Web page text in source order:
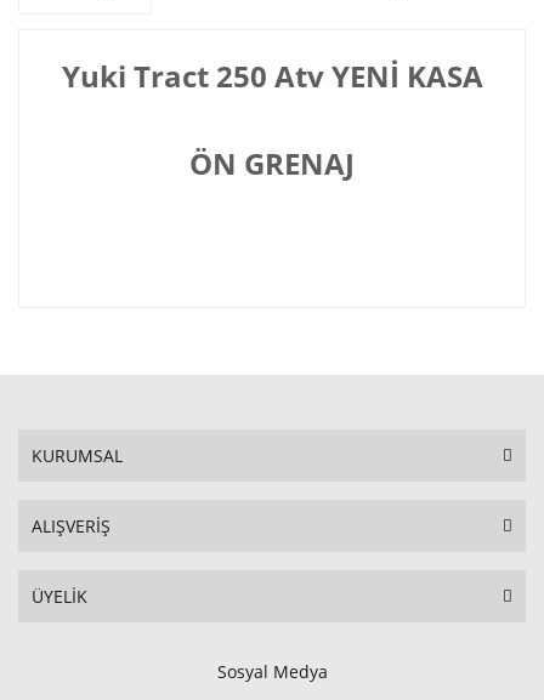
Yuki Tract 250 Atv YENİ KASA
ÖN GRENAJ
KURUMSAL
ALIŞVERİŞ
ÜYELİK
Sosyal Medya